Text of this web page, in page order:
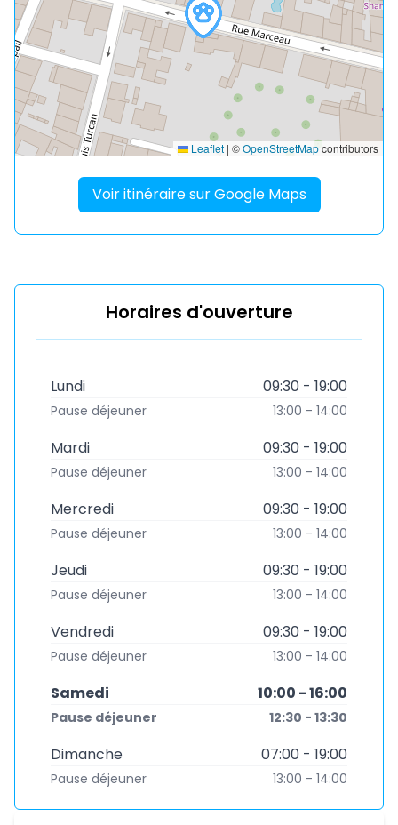
Leaflet | ©OpenStreetMapcontributors
Voir itinéraire sur Google Maps
Horaires d'ouverture
Lundi 09:30 - 19:00
Pause déjeuner 13:00 - 14:00
Mardi 09:30 - 19:00
Pause déjeuner 13:00 - 14:00
Mercredi 09:30 - 19:00
Pause déjeuner 13:00 - 14:00
Jeudi 09:30 - 19:00
Pause déjeuner 13:00 - 14:00
Vendredi 09:30 - 19:00
Pause déjeuner 13:00 - 14:00
Samedi 10:00 - 16:00
Pause déjeuner 12:30 - 13:30
Dimanche 07:00 - 19:00
Pause déjeuner 13:00 - 14:00